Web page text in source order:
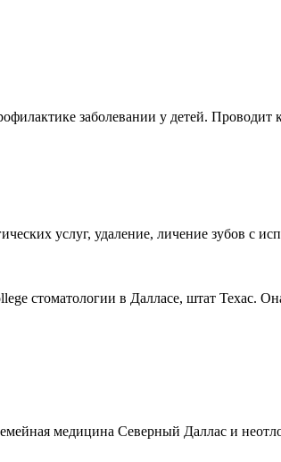
заболевании у детей. Проводит
услуг, удаление, личение зубов с
стоматологии в Далласе, штат Техас.
медицина Северный Даллас и